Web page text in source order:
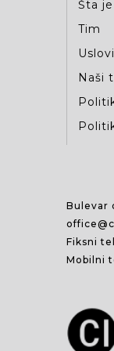
Šta
Tim
Naši
Bulevar
Fiksni
Mobilni